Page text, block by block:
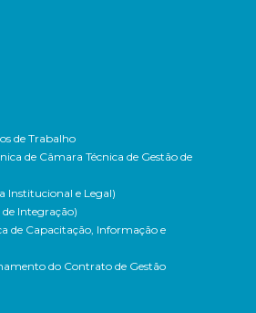
de Trabalho
de Câmara Técnica de Gestão de
Institucional e Legal)
Integração)
de Capacitação, Informação e
do Contrato de Gestão